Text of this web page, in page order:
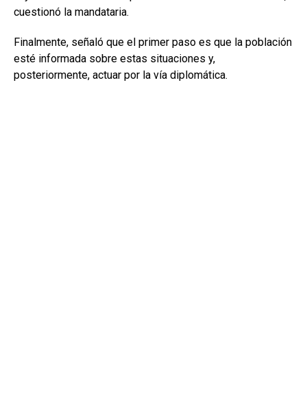
cuestionó la mandataria.
Finalmente, señaló que el primer paso es que la población
esté informada sobre estas situaciones y,
posteriormente, actuar por la vía diplomática.